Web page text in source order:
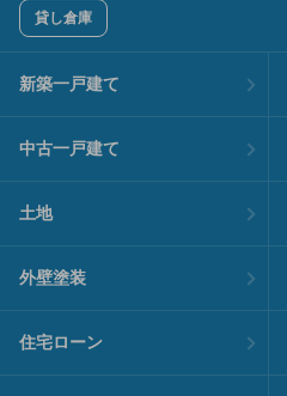
貸し倉庫
新築一戸建て
中古一戸建て
土地
外壁塗装
住宅ローン